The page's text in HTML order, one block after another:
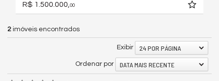
R$ 1.500.000,00
2 imóveis encontrados
Exibir 24 POR PÁGINA
Ordenar por DATA MAIS RECENTE